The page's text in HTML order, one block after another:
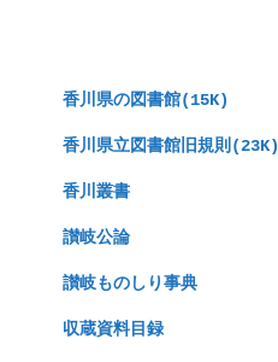
香川県の図書館(15K)
香川県立図書館旧規則(23K)
香川叢書
讃岐公論
讃岐ものしり事典
収蔵資料目録